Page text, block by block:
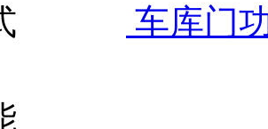
车库门